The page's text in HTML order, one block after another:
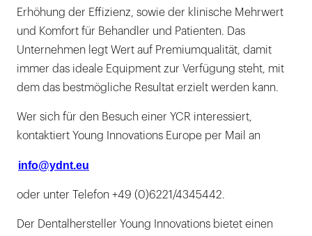
Erhöhung der Effizienz, sowie der klinische Mehrwert
und Komfort für Behandler und Patienten. Das
Unternehmen legt Wert auf Premiumqualität, damit
immer das ideale Equipment zur Verfügung steht, mit
dem das bestmögliche Resultat erzielt werden kann.
Wer sich für den Besuch einer YCR interessiert,
kontaktiert Young Innovations Europe per Mail an
info@ydnt.eu
oder unter Telefon +49 (0)6221/4345442.
Der Dentalhersteller Young Innovations bietet einen